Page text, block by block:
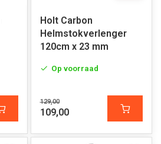
Holt Carbon
Helmstokverlenger
120cm x 23 mm
Op voorraad
129,00
109,00